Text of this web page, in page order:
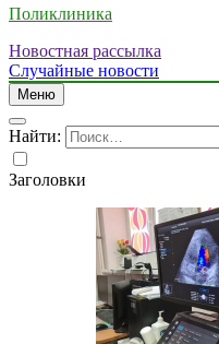
Поликлиника
Новостная рассылка
Случайные новости
Меню
Найти:
Заголовки